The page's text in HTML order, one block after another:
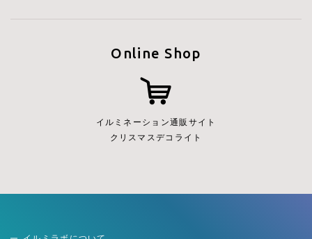
Online Shop
イルミネーション通販サイト
クリスマスデコライト